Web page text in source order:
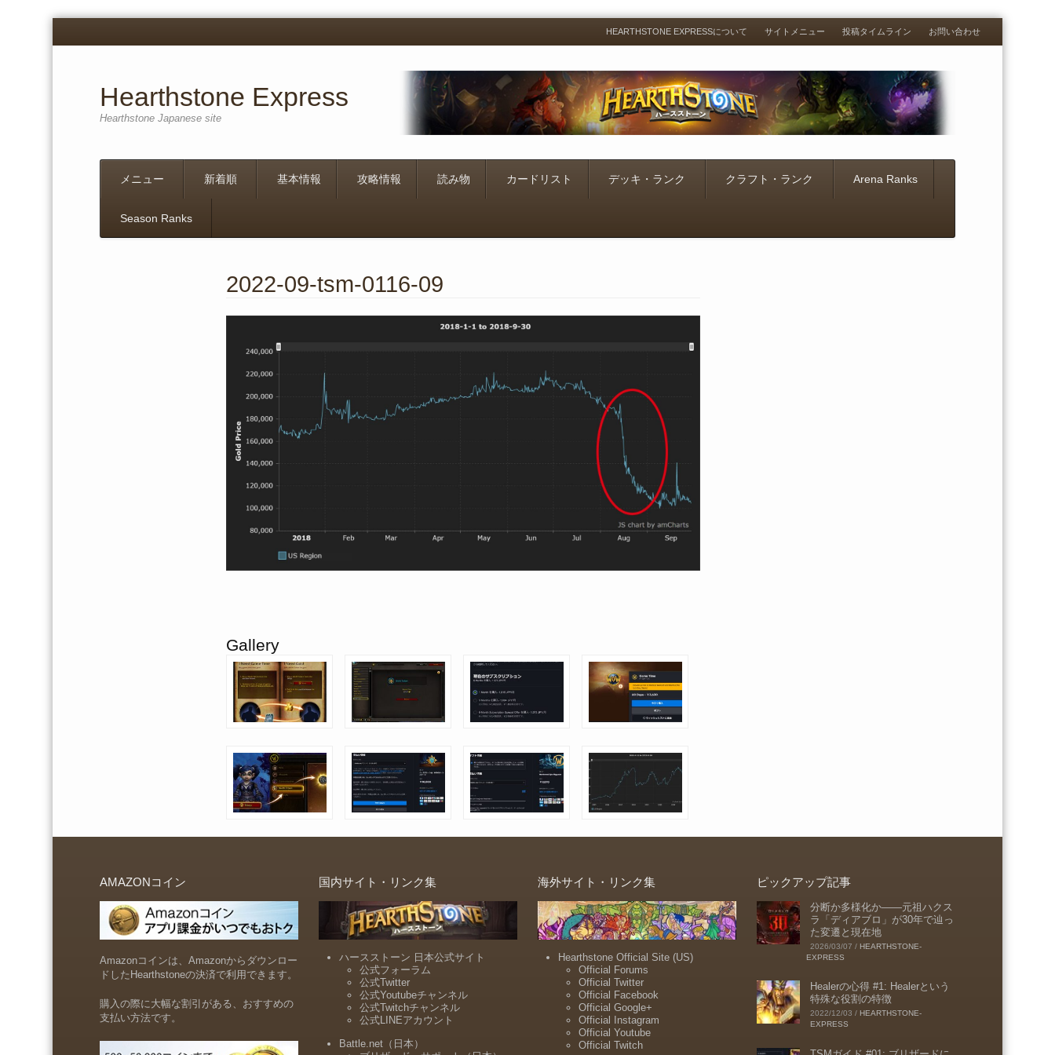
Menu
Skip
to
HEARTHSTONE EXPRESSについて サイトメニュー 投稿タイムライン お問い合わせ
Hearthstone Express
Hearthstone Japanese site
メニュー 新着順 基本情報 攻略情報 読み物 カードリスト デッキ・ランク クラフト・ランク Arena Ranks
Season Ranks
2022-09-tsm-0116-09
Gallery
AMAZONコイン
Amazonコインは、Amazonからダウンロー
ドしたHearthstoneの決済で利用できます。
購入の際に大幅な割引がある、おすすめの
支払い方法です。
国内サイト・リンク集
ハースストーン 日本公式サイト
公式フォーラム
公式Twitter
公式Youtubeチャンネル
公式Twitchチャンネル
公式LINEアカウント
Battle.net（日本）
海外サイト・リンク集
Hearthstone Official Site (US)
Official Forums
Official Twitter
Official Facebook
Official Google+
Official Instagram
Official Youtube
Official Twitch
ピックアップ記事
分断か多様化か――元祖ハクス
ラ「ディアブロ」が30年で辿っ
た変遷と現在地
2026/03/07 / HEARTHSTONE-
EXPRESS
Healerの心得 #1: Healerという
特殊な役割の特徴
2022/12/03 / HEARTHSTONE-
EXPRESS